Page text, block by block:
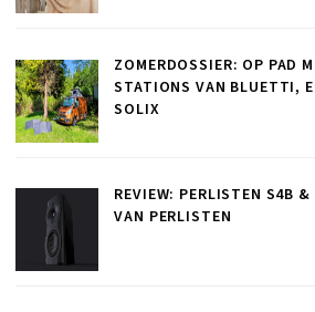
ZOMERDOSSIER: OP PAD
STATIONS VAN BLUETTI,
SOLIX
REVIEW: PERLISTEN S4B
VAN PERLISTEN